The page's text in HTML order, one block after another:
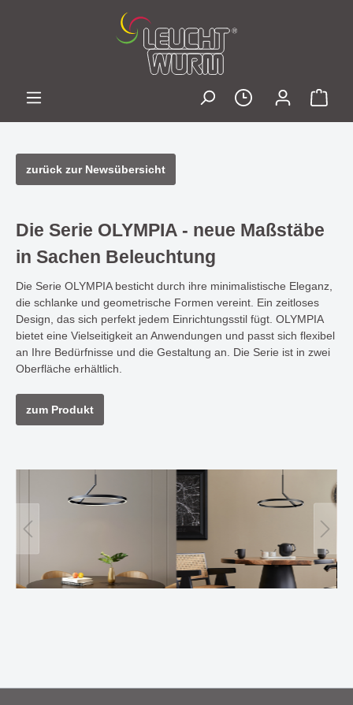
zurück zur Newsübersicht
Die Serie OLYMPIA - neue Maßstäbe
in Sachen Beleuchtung
Die Serie OLYMPIA besticht durch ihre minimalistische Eleganz,
die schlanke und geometrische Formen vereint. Ein zeitloses
Design, das sich perfekt jedem Einrichtungsstil fügt. OLYMPIA
bietet eine Vielseitigkeit an Anwendungen und passt sich flexibel
an Ihre Bedürfnisse und die Gestaltung an. Die Serie ist in zwei
Oberfläche erhältlich.
zum Produkt